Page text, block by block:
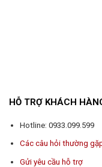
HỖ TRỢ KHÁCH
Hotline: 0933.099.599
Các câu hỏi thường
Gửi yêu cầu hỗ trợ